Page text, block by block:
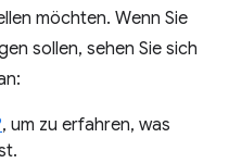
möchten. Wenn Sie
sollen, sehen Sie sich
, um zu erfahren, was